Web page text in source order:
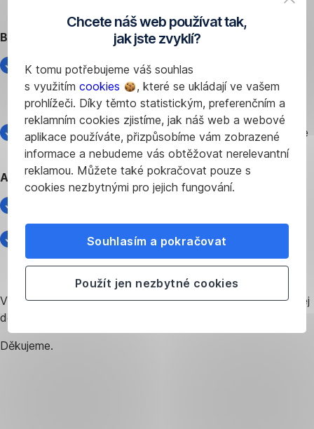
Chcete náš web používat tak,
jak jste zvyklí?
K tomu potřebujeme váš souhlas
s využitím cookies
, které se ukládají ve vašem
prohlížeči. Díky těmto statistickým, preferenčním a
reklamním cookies zjistíme, jak náš web a webové
aplikace používáte, přizpůsobíme vám zobrazené
informace a nebudeme vás obtěžovat nerelevantní
reklamou. Můžete také pokračovat pouze s
cookies nezbytnými pro jejich fungování.
Souhlasím a pokračovat
Použít jen nezbytné cookies
Buďte opatrní a nechyťte se do pasti
Nevyhledávejte naše stránky ve vyhledávači – jděte
k nám přímo zadáním adresycsas.cznebo
george.csas.czdo adresního řádku vašeho
internetového prohlížeče.
Uložte si naše stránky do záložek prohlížeče a choďte
k nám rovnou z nich.
A jako obvykle:
neděláte.
Než opíšete kód z bezpečnostní SMS, pečlivě si
přečtěte, čeho se kód týká, a nikam nezadávejte kód,
pokud zrovna tuto akci neprovádíte z vaší vůle.
V případě, že naleznete podezřelý odkaz, prosím pošlete jej
do schránky
Děkujeme.